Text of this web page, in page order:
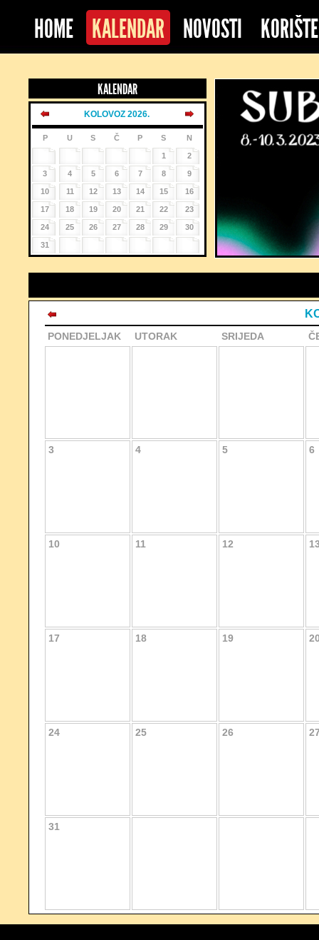
HOME KALENDAR NOVOSTI
KALENDAR
KOLOVOZ 2026.
P U S Č P S N
1 2
3 4 5 6 7 8 9
10 11 12 13 14 15 16
17 18 19 20 21 22 23
24 25 26 27 28 29 30
31
PONEDJELJAK UTORAK SRIJEDA
3 4 5 6
10 11 12
17 18 19
24 25 26
31